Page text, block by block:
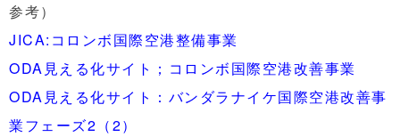
参考）
JICA:コロンボ国際空港整備事業
ODA見える化サイト；コロンボ国際空港改善事業
ODA見える化サイト：バンダラナイケ国際空港改善事
業フェーズ2（2）